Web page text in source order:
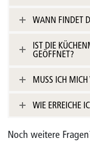
WANN FINDET
IST DIE
GEÖFFNET?
MUSS ICH
WIE ERREICHE
Noch weitere